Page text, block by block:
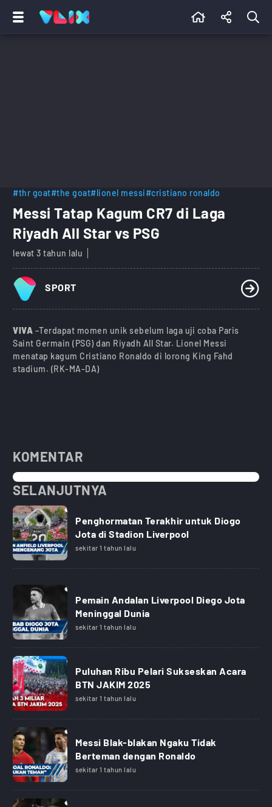
#thr goat#the goat#lionel messi#cristiano ronaldo
Messi Tatap Kagum CR7 di Laga
Riyadh All Star vs PSG
lewat 3 tahun lalu
SPORT
VIVA –Terdapat momen unik sebelum laga uji coba Paris
Saint Germain (PSG) dan Riyadh All Star. Lionel Messi
menatap kagum Cristiano Ronaldo di lorong King Fahd
stadium. (RK-MA-DA)
KOMENTAR
SELANJUTNYA
Penghormatan Terakhir untuk Diogo
Jota di Stadion Liverpool
sekitar 1 tahun lalu
Pemain Andalan Liverpool Diego Jota
Meninggal Dunia
sekitar 1 tahun lalu
Puluhan Ribu Pelari Sukseskan Acara
BTN JAKIM 2025
sekitar 1 tahun lalu
Messi Blak-blakan Ngaku Tidak
Berteman dengan Ronaldo
sekitar 1 tahun lalu